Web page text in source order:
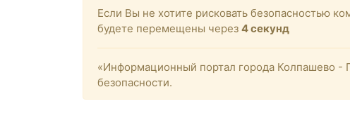
Если Вы не хотите рисковать безопасностью
будете перемещены через 4секунд
«Информационный портал города Колпашево -
безопасности.